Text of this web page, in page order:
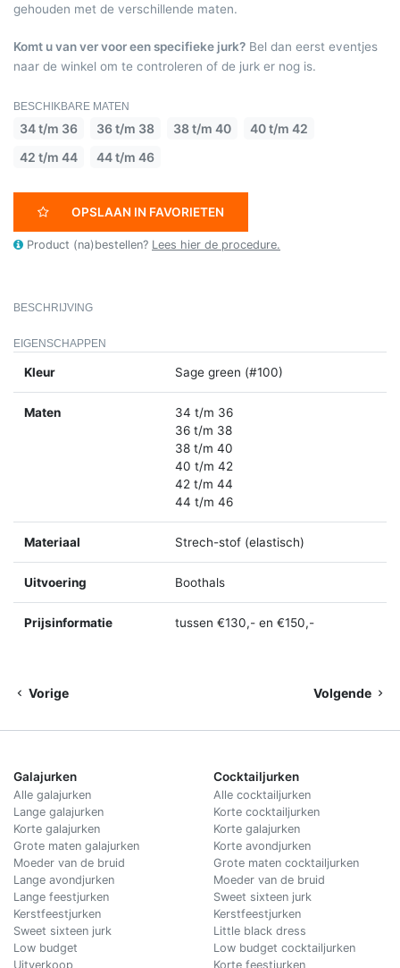
gehouden met de verschillende maten.
Komt u van ver voor een specifieke jurk? Bel dan eerst eventjes
naar de winkel om te controleren of de jurk er nog is.
BESCHIKBARE MATEN
34 t/m 36 36 t/m 38 38 t/m 40
40 t/m 42
42 t/m 44
44 t/m 46
OPSLAAN IN FAVORIETEN
Product (na)bestellen? Lees hier de procedure.
BESCHRIJVING
EIGENSCHAPPEN
Kleur Sage green (#100)
Maten
34 t/m 36
36 t/m 38
38 t/m 40
40 t/m 42
42 t/m 44
44 t/m 46
Materiaal Strech-stof (elastisch)
Uitvoering Boothals
Prijsinformatie tussen €130,- en €150,-
Vorige Volgende
Galajurken
Alle galajurken
Lange galajurken
Korte galajurken
Grote maten galajurken
Moeder van de bruid
Lange avondjurken
Lange feestjurken
Kerstfeestjurken
Sweet sixteen jurk
Low budget
Uitverkoop
Cocktailjurken
Alle cocktailjurken
Korte cocktailjurken
Korte galajurken
Korte avondjurken
Grote maten cocktailjurken
Moeder van de bruid
Sweet sixteen jurk
Kerstfeestjurken
Little black dress
Low budget cocktailjurken
Korte feestjurken